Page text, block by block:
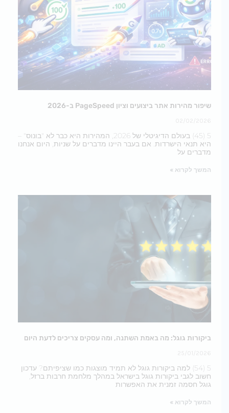
שיפור מהירות אתר ביצועים וציון PageSpeed ב-2026
02/02/2026
5 (45) בעולם הדיגיטלי של 2026, המהירות היא כבר לא "בונוס" –
היא תנאי הישרדות. אם בעבר היינו מדברים על שניות, היום אנחנו
מדברים על
המשך לקרוא »
ביקורות גוגל: מה באמת השתנה, ומה עסקים צריכים לדעת היום
25/01/2026
5 (54) למה ביקורות גוגל לא תמיד מוצגות כמו שציפיתם? עדכון
חשוב לגבי ביקורות גוגל בישראל במהלך מלחמת חרבות ברזל,
גוגל חסמה זמנית את האפשרות
המשך לקרוא »